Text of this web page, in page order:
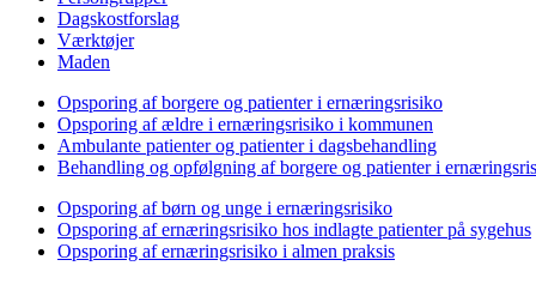
Dagskostforslag
Værktøjer
Maden
Opsporing af borgere og patienter i ernæringsrisiko
Opsporing af ældre i ernæringsrisiko i kommunen
Ambulante patienter og patienter i dagsbehandling
Behandling og opfølgning af borgere og patienter i
Opsporing af børn og unge i ernæringsrisiko
Opsporing af ernæringsrisiko hos indlagte patienter på sygehus
Opsporing af ernæringsrisiko i almen praksis